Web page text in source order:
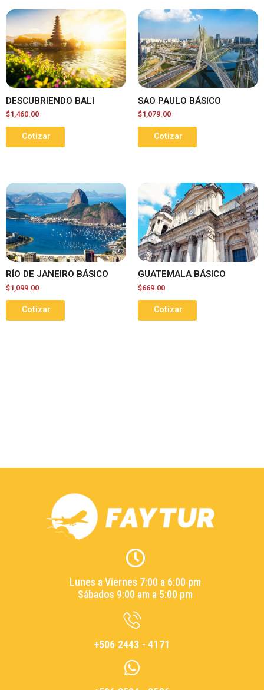
DESCUBRIENDO BALI
$1,460.00
Cotizar
SAO PAULO BÁSICO
$1,079.00
Cotizar
RÍO DE JANEIRO BÁSICO
$1,099.00
Cotizar
GUATEMALA BÁSICO
$669.00
Cotizar
Lunes a Viernes 7:00 a 6:00 pm
Sábados 9:00 am a 5:00 pm
+506 2443 - 4171